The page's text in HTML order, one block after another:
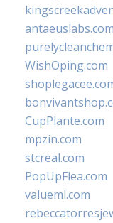
antaeuslabs.com
WishOping.com
CupPlante.com
mpzin.com
stcreal.com
PopUpFlea.com
valueml.com